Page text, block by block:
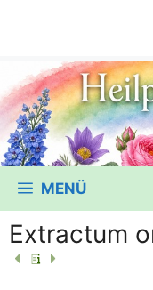
MENÜ
Extractum